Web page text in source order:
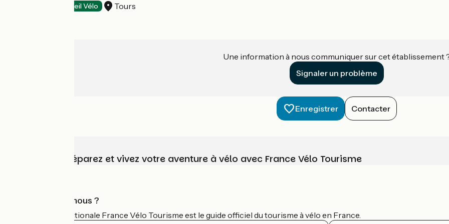
Accueil Vélo Tours
Une information à nous communiquer sur cet établissement
Signaler un problème
Enregistrer Contacter
Choisissez, préparez et vivez votre aventure à vélo avec France Vélo Tourisme
Qui sommes-nous ?
L'association nationale France Vélo Tourisme est le guide officiel du tourisme à vélo en France.